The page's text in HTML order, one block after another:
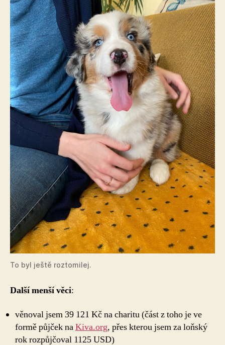
To byl ještě roztomilej.
Další menší věci:
věnoval jsem 39 121 Kč na charitu (část z toho je ve
formě půjček naKiva.org, přes kterou jsem za loňský
rok rozpůjčoval 1125 USD)